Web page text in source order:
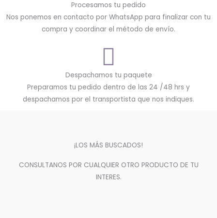
Procesamos tu pedido
Nos ponemos en contacto por WhatsApp para finalizar con tu
compra y coordinar el método de envío.
Despachamos tu paquete
Preparamos tu pedido dentro de las 24 /48 hrs y
despachamos por el transportista que nos indiques.
¡LOS MÁS BUSCADOS!
CONSULTANOS POR CUALQUIER OTRO PRODUCTO DE TU
INTERES.